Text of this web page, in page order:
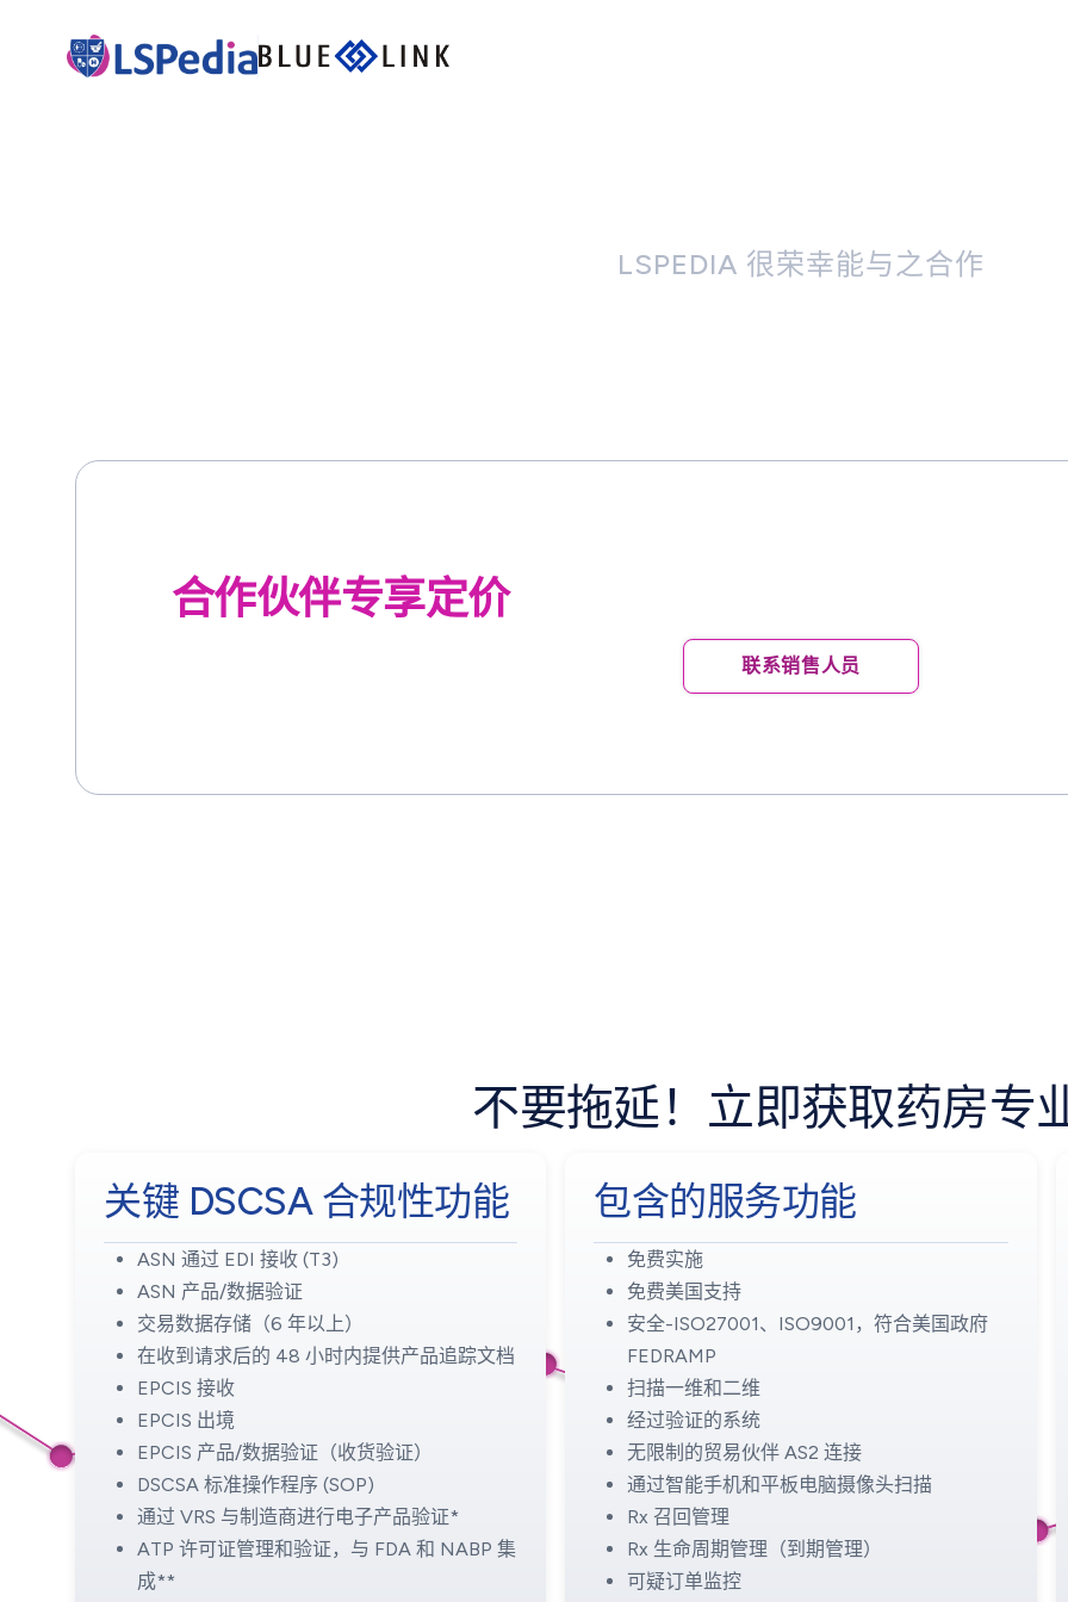
LSPEDIA 很荣幸能与之合作
合作伙伴专享定价
经营一家药房？立即开始简化您的运营！管理多个地点？立即联系我们的销售团队进
联系销售人员
不要拖延！立即获取药房专
关键 DSCSA 合规性功能
ASN 通过 EDI 接收 (T3)
ASN 产品/数据验证
交易数据存储（6 年以上）
在收到请求后的 48 小时内提供产品追踪文档
EPCIS 接收
EPCIS 出境
EPCIS 产品/数据验证（收货验证）
DSCSA 标准操作程序 (SOP)
通过 VRS 与制造商进行电子产品验证*
ATP 许可证管理和验证，与 FDA 和 NABP 集
成**
包含的服务功能
免费实施
免费美国支持
安全-ISO27001、ISO9001，符合美国政府
FEDRAMP
扫描一维和二维
经过验证的系统
无限制的贸易伙伴 AS2 连接
通过智能手机和平板电脑摄像头扫描
Rx 召回管理
Rx 生命周期管理（到期管理）
可疑订单监控